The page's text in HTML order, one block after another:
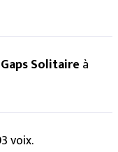
Gaps Solitaire à
voix.